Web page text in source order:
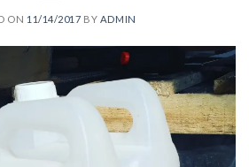
ON 11/14/2017 BY ADMIN